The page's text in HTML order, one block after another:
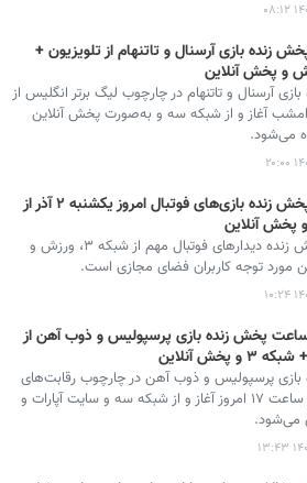
زنده بازی آرسنال و تاتنهام از تلویزیون +
و پخش آنلاین
آرسنال و تاتنهام در چارچوب لیگ برتر انگلیس از
ساعت ۲۰ امشب آغاز و از شبکه سه و به‌صورت پخش آنلاین
می‌شود.
پخش زنده بازی‌های فوتبال امروز یکشنبه ۲ آذر از
پخش آنلاین
ساعت پخش زنده دیدارهای فوتبال مهم از شبکه ۳، ورزش و
مورد توجه کاربران فضای مجازی است.
پخش زنده بازی پرسپولیس و ذوب آهن‌ از
پخش آنلاین
پرسپولیس و ذوب آهن در چارچوب رقابت‌های
لیگ برتر از ساعت ۱۷ امروز آغاز و از شبکه سه و سایت آپارات و
می‌شود.